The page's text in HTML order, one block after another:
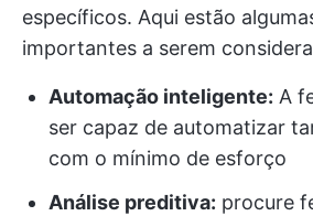
específicos. Aqui estão
importantes a serem
Automação inteligente: A
ser capaz de automatizar
com o mínimo de esforço
Análise preditiva: procure